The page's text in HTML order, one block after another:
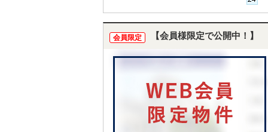
会員限定 【会員様限定で公開中！】